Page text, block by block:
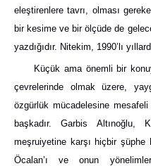
eleştirenlere tavrı, olması
bir kesime ve bir ölçüde de
yazdığıdır. Nitekim, 1990’lı
Küçük ama önemli bir
çevrelerinde olmak üzere,
özgürlük mücadelesine
başkadır. Garbis Altınoğlu,
meşruiyetine karşı hiçbir şüphe
Öcalan’ı ve onun